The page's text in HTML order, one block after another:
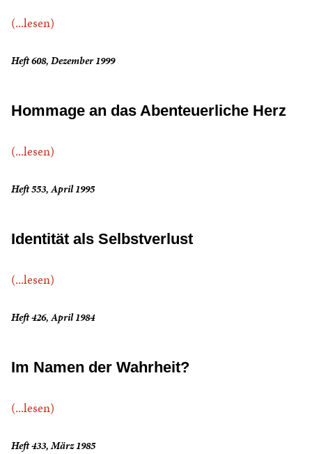
(...lesen)
Heft 608, Dezember 1999
Hommage an das Abenteuerliche Herz
(...lesen)
Heft 553, April 1995
Identität als Selbstverlust
(...lesen)
Heft 426, April 1984
Im Namen der Wahrheit?
(...lesen)
Heft 433, März 1985